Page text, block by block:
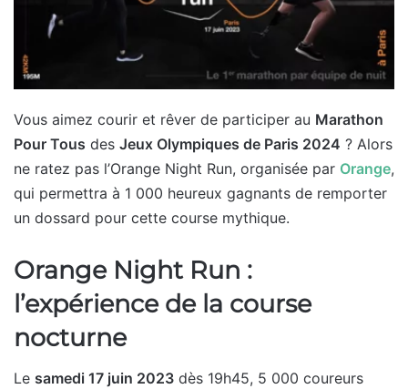
Vous aimez courir et rêver de participer au Marathon
Pour Tous des Jeux Olympiques de Paris 2024 ? Alors
ne ratez pas l’Orange Night Run, organisée par Orange,
qui permettra à 1 000 heureux gagnants de remporter
un dossard pour cette course mythique.
Orange Night Run :
l’expérience de la course
nocturne
Le samedi 17 juin 2023 dès 19h45, 5 000 coureurs